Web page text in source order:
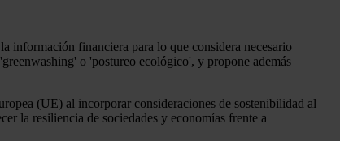
información financiera para lo que considera necesario
o 'postureo ecológico', y propone además
(UE) al incorporar consideraciones de sostenibilidad al
la resiliencia de sociedades y economías frente a